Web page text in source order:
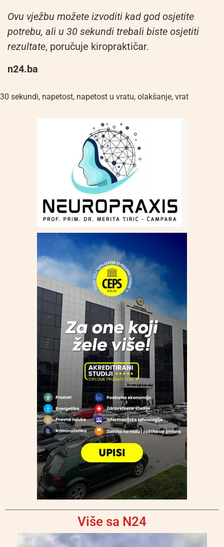
Ovu vježbu možete izvoditi kad god osjetite
potrebu, ali u 30 sekundi trebali biste osjetiti
rezultate, poručuje kiropraktičar.
n24.ba
30 sekundi, napetost, napetost u vratu, olakšanje, vrat
Više sa N24